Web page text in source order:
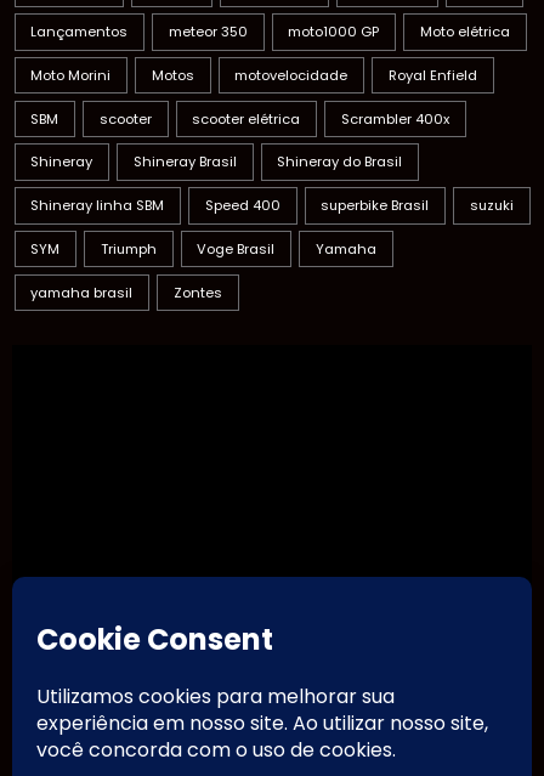
Lançamentos meteor 350 moto1000 GP Moto elétrica
Moto Morini Motos motovelocidade Royal Enfield
SBM scooter scooter elétrica Scrambler 400x
Shineray Shineray Brasil Shineray do Brasil
Shineray linha SBM Speed 400 superbike Brasil suzuki
SYM Triumph Voge Brasil Yamaha
yamaha brasil Zontes